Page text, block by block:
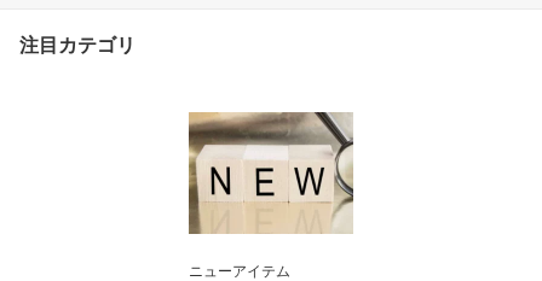
注目カテゴリ
ニューアイテム